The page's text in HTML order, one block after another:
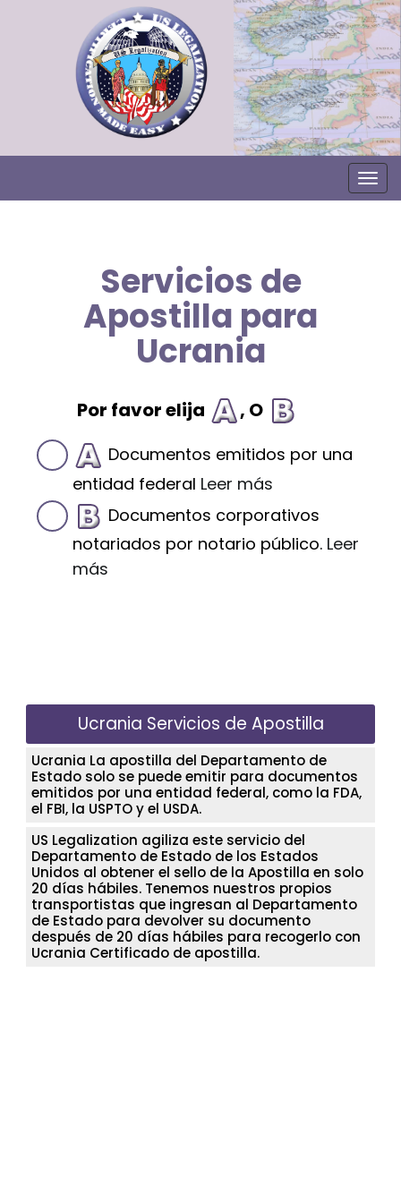
Servicios de
Apostilla para
Ucrania
Por favor elija , O
Documentos emitidos por una
entidad federal Leer más
Documentos corporativos
notariados por notario público. Leer
más
Ucrania Servicios de Apostilla
Ucrania La apostilla del Departamento de
Estado solo se puede emitir para documentos
emitidos por una entidad federal, como la FDA,
el FBI, la USPTO y el USDA.
US Legalization agiliza este servicio del
Departamento de Estado de los Estados
Unidos al obtener el sello de la Apostilla en solo
20 días hábiles. Tenemos nuestros propios
transportistas que ingresan al Departamento
de Estado para devolver su documento
después de 20 días hábiles para recogerlo con
Ucrania Certificado de apostilla.